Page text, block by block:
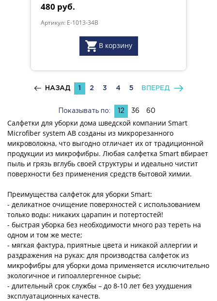
480 руб.
Артикул: E-1013-34B
В корзину
НАЗАД 1 2 3 4 5 ВПЕРЕД
Показывать по: 12 36 60
Салфетки для уборки дома шведской компании Smart
Microfiber system AB созданы из микрорезанного
микроволокна, что выгодно отличает их от традиционной
продукции из микрофибры. Любая салфетка Smart вбирает
пыль и грязь вглубь своей структуры и идеально чистит
поверхности без применения средств бытовой химии.
Преимущества салфеток для уборки Smart:
- деликатное очищение поверхностей с использованием
только воды: никаких царапин и потертостей!
- быстрая уборка без необходимости много раз тереть на
одном и том же месте;
- мягкая фактура, приятные цвета и никакой аллергии и
раздражения на руках: для производства салфеток из
микрофибры для уборки дома применяется исключительно
экологичное и гипоаллергенное сырье;
- длительный срок службы – до 8-10 лет без ухудшения
эксплуатационных качеств.